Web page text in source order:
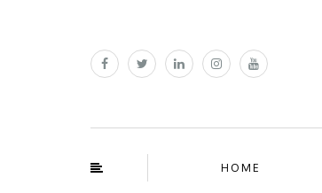
HOME